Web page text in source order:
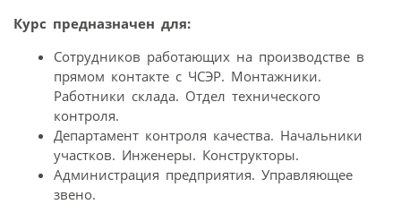
Курс предназначен для:
Сотрудников работающих на производстве в
прямом контакте с ЧСЭР. Монтажники.
Работники склада. Отдел технического
контроля.
Департамент контроля качества. Начальники
участков. Инженеры. Конструкторы.
Администрация предприятия. Управляющее
звено.